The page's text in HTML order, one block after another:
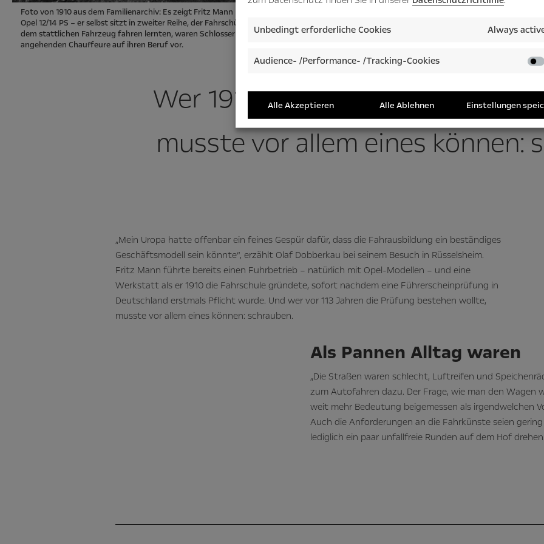
Unbedingt erforderliche Cookies Always
Audience- /Performance- /Tracking-Cookies
Alle Akzeptieren Alle Ablehnen Einstellungen
Foto von 1910 aus dem Familienarchiv: Es zeigt Fritz Mann mit einem seiner ersten Fahrschüler in einem
Opel 12/14 PS – er selbst sitzt in zweiter Reihe, der Fahrschüler am Lenkrad. Die ersten Schüler, die auf
dem stattlichen Fahrzeug fahren lernten, waren Schlosser und Mechaniker. Die Prüfung bereitete die
angehenden Chauffeure auf ihren Beruf vor.
Vor dem ersten Weltkrieg gab es
der Rüsselsheimer Classic
Dobberkau nahm wie sein
Wer 1910 die Fahrprüfung
musste vor allem eines können:
„Mein Uropa hatte offenbar ein feines Gespür dafür, dass die Fahrausbildung ein beständiges
Geschäftsmodell sein könnte“, erzählt Olaf Dobberkau bei seinem Besuch in Rüsselsheim.
Fritz Mann führte bereits einen Fuhrbetrieb – natürlich mit Opel-Modellen – und eine
Werkstatt als er 1910 die Fahrschule gründete, sofort nachdem eine Führerscheinprüfung in
Deutschland erstmals Pflicht wurde. Und wer vor 113 Jahren die Prüfung bestehen wollte,
musste vor allem eines können: schrauben.
Als Pannen Alltag waren
„Die Straßen waren schlecht, Luftreifen und
zum Autofahren dazu. Der Frage, wie man den
weit mehr Bedeutung beigemessen als irgendwelchen
Auch die Anforderungen an die Fahrkünste seien
lediglich ein paar unfallfreie Runden auf dem Hof